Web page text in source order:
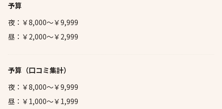
予算
夜：￥8,000～￥9,999
昼：￥2,000～￥2,999
予算 （口コミ集計）
夜：￥8,000～￥9,999
昼：￥1,000～￥1,999